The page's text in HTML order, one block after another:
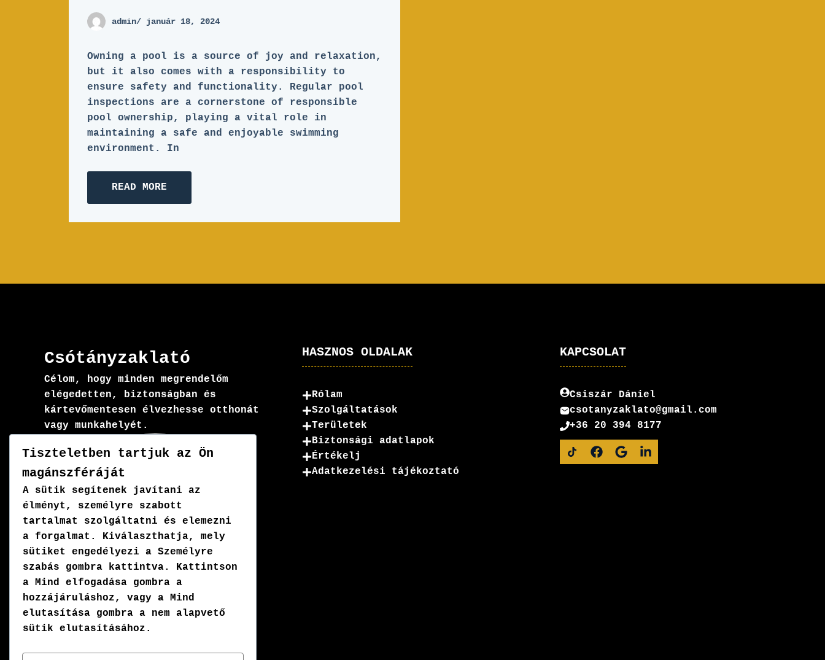
admin/ január 18, 2024
Owning a pool is a source of joy and relaxation,
but it also comes with a responsibility to
ensure safety and functionality. Regular pool
inspections are a cornerstone of responsible
pool ownership, playing a vital role in
maintaining a safe and enjoyable swimming
environment. In
READ MORE
Csótányzaklató
Célom, hogy minden megrendelőm
elégedetten, biztonságban és
kártevőmentesen élvezhesse otthonát
vagy munkahelyét.
HASZNOS OLDALAK
Rólam
Szolgáltatások
Területek
Biztonsági adatlapok
Értékelj
Adatkezelési tájékoztató
KAPCSOLAT
Csiszár Dániel
csotanyzaklato@gmail.com
+36 20 394 8177
Tiszteletben tartjuk az Ön
magánszféráját
A sütik segítenek javítani az
élményt, személyre szabott
tartalmat szolgáltatni és elemezni
a forgalmat. Kiválaszthatja, mely
sütiket engedélyezi a Személyre
szabás gombra kattintva. Kattintson
a Mind elfogadása gombra a
hozzájáruláshoz, vagy a Mind
elutasítása gombra a nem alapvető
sütik elutasításához.